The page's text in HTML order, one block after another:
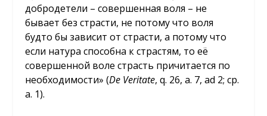
добродетели – совершенная воля – не
бывает без страсти, не потому что воля
будто бы зависит от страсти, а потому что
если натура способна к страстям, то её
совершенной воле страсть причитается по
необходимости» (De Veritate, q. 26, a. 7, ad 2; ср.
a. 1).